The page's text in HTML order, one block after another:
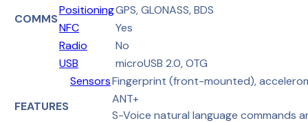
COMMS
PositioningGPS, GLONASS, BDS
NFC
Yes
Radio
No
USB
microUSB 2.0, OTG
FEATURES
SensorsFingerprint (front-mounted),
ANT+
S-Voice natural language commands